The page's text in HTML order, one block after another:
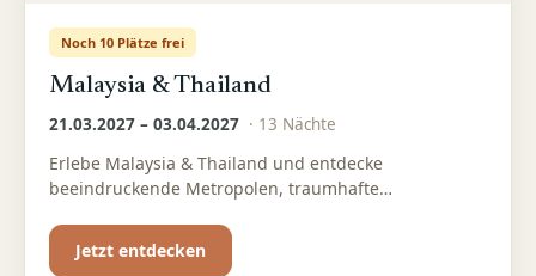
Noch 10 Plätze frei
Malaysia & Thailand
21.03.2027 – 03.04.2027 · 13 Nächte
Erlebe Malaysia & Thailand und entdecke
beeindruckende Metropolen, traumhafte
kulturelle Vielfalt. Inklusive Flug, Doppelzimmer und
Frühstück.
Jetzt entdecken